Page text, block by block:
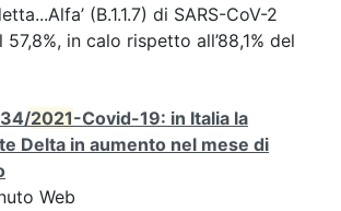
(B.1.1.7) di SARS-CoV-2
57,8%, in calo rispetto all’88,1% del
34/2021-Covid-19: in Italia la
Delta in aumento nel mese di
Web